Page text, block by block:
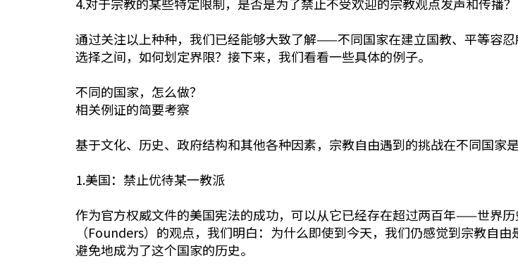
通过关注以上种种，我们已经能够大致了解——不同国家在建立国教、平等容
选择之间，如何划定界限？接下来，我们看看一些具体的例子。
不同的国家，怎么做？
相关例证的简要考察
基于文化、历史、政府结构和其他各种因素，宗教自由遇到的挑战在不同国家是
1.美国：禁止优待某一教派
作为官方权威文件的美国宪法的成功，可以从它已经存在超过两百年——世界
（Founders）的观点，我们明白：为什么即使到今天，我们仍感觉到宗教自
避免地成为了这个国家的历史。